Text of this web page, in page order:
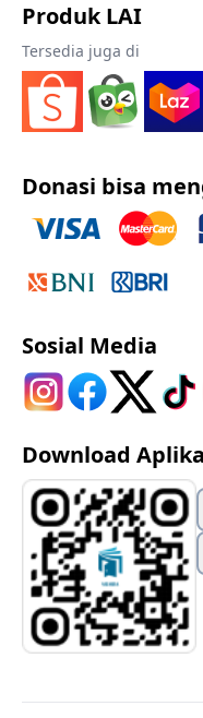
Produk LAI
Tersedia juga di
Donasi bisa
Sosial Media
Download